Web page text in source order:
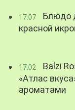
17:07
Блюдо
красной
17:02
Balzi
«Атлас
ароматами